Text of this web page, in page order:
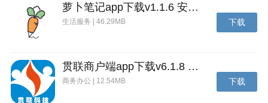
萝卜笔记app下载v1.1.6 安卓版
生活服务 | 46.29MB 下载
贯联商户端app下载v6.1.8 安卓版
商务办公 | 12.54MB 下载